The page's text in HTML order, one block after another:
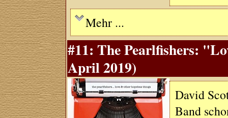
Mehr ...
#11: The Pearlfishers:
April 2019)
David
Band